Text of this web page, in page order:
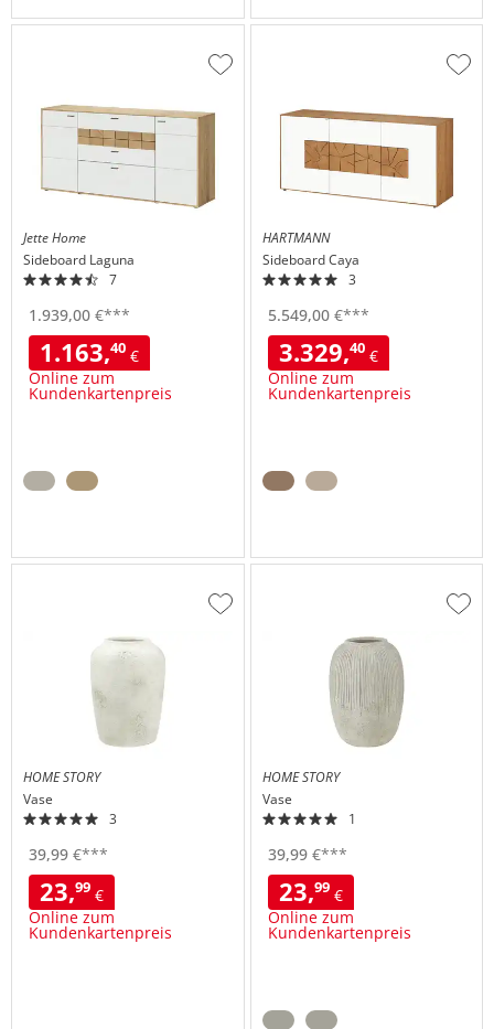
Jette Home
Sideboard Laguna
7
1.939,00 €***
1.163,40 €
Online zum
Kundenkartenpreis
Zur
HARTMANN
SideboardCaya
3
5.549,00€***
3.329,40€
Online zum
Kundenkartenpreis
Zur
HOME STORY
Vase
3
39,99 €***
23,99 €
Online zum
Kundenkartenpreis
Zur
HOME STORY
Vase
1
39,99€***
23,99€
Online zum
Kundenkartenpreis
Zur